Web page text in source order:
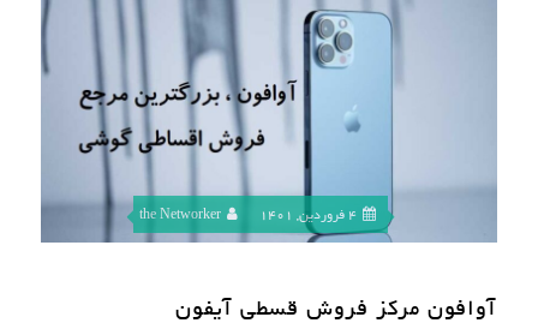
4 فروردین, 1401 the Networker
آوافون مرکز فروش قسطی آیفون